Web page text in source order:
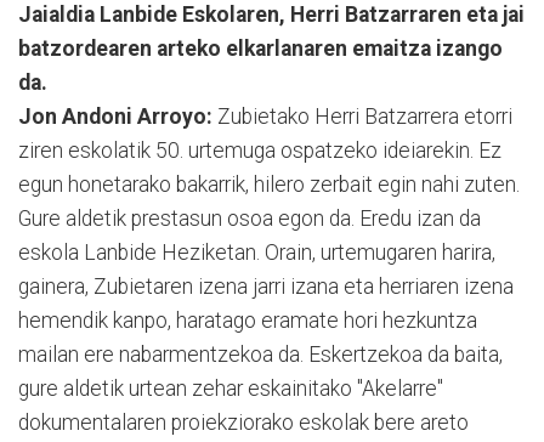
Jaialdia Lanbide Eskolaren, Herri Batzarraren eta jai
batzordearen arteko elkarlanaren emaitza izango
da.
Jon Andoni Arroyo: Zubietako Herri Batzarrera etorri
ziren eskolatik 50. urtemuga ospatzeko ideiarekin. Ez
egun honetarako bakarrik, hilero zerbait egin nahi zuten.
Gure aldetik prestasun osoa egon da. Eredu izan da
eskola Lanbide Heziketan. Orain, urtemugaren harira,
gainera, Zubietaren izena jarri izana eta herriaren izena
hemendik kanpo, haratago eramate hori hezkuntza
mailan ere nabarmentzekoa da. Eskertzekoa da baita,
gure aldetik urtean zehar eskainitako "Akelarre"
dokumentalaren proiekziorako eskolak bere areto